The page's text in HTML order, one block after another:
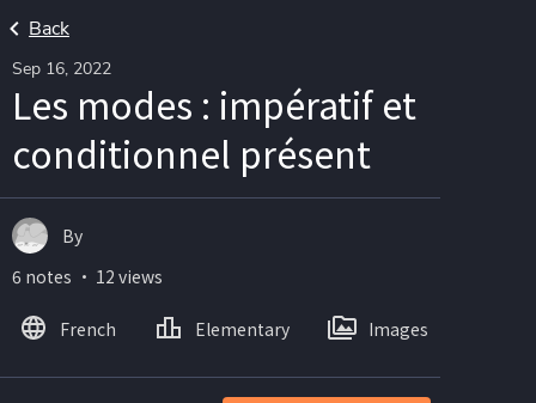
Back
Sep 16, 2022
Les modes : impératif et
conditionnel présent
By
6 notes ・ 12 views
French Elementary Images